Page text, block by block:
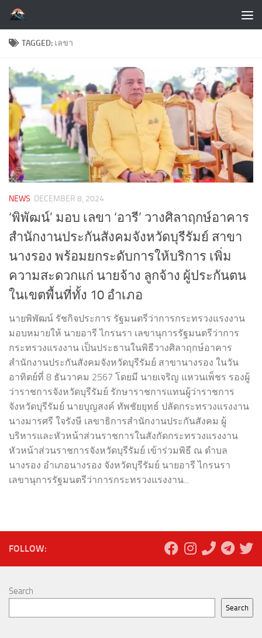
Skip to content
TAGGED: เลขา
NEWS DECEMBER 8, 2024
‘พิพัฒน์’ มอบ เลขา ‘อารี’ วางศิลาฤกษ์อาคาร
สำนักงานประกันสังคมจังหวัดบุรีรัมย์ สาขา
นางรอง พร้อมยกระดับการให้บริการ เพิ่ม
ความสะดวกแก่ นายจ้าง ลูกจ้าง ผู้ประกันตน
ในเขตพื้นที่ทั้ง 10 อำเภอ
นายพิพัฒน์ รัชกิจประการ รัฐมนตรีว่าการกระทรวงแรงงาน
มอบหมายให้ นายอารี ไกรนรา เลขานุการรัฐมนตรีว่าการ
กระทรวงแรงงาน เป็นประธานในพิธีวางศิลาฤกษ์อาคาร
สำนักงานประกันสังคมจังหวัดบุรีรัมย์ สาขานางรอง ในวัน
อาทิตย์ที่ 8 ธันวาคม 2567 โดยมี นายเจริญ แหวนเพ็ชร รองผู้
ว่าราชการจังหวัดบุรีรัมย์ รักษาราชการแทนผู้ว่าราชการ
จังหวัดบุรีรัมย์ นายบุญสงค์ ทัพชัยยุทธ์ ปลัดกระทรวงแรงงาน
นางมารศรี ใจรังษี เลขาธิการสำนักงานประกันสังคม ผู้
บริหารและหัวหน้าส่วนราชการในสังกัดกระทรวงแรงงาน
หัวหน้าส่วนราชการจังหวัดบุรีรัมย์ เข้าร่วมพิธี ณ ตำบล
นางรอง อำเภอนางรอง จังหวัดบุรีรัมย์ นายอารี ไกรนรา
เลขานุการรัฐมนตรีว่าการกระทรวงแรงงาน...
FOLLOW:
Search
Search